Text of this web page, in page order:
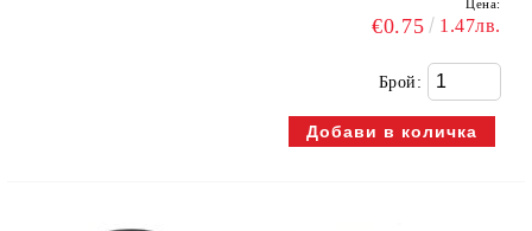
Цена:
€0.75 1.47лв.
Брой: